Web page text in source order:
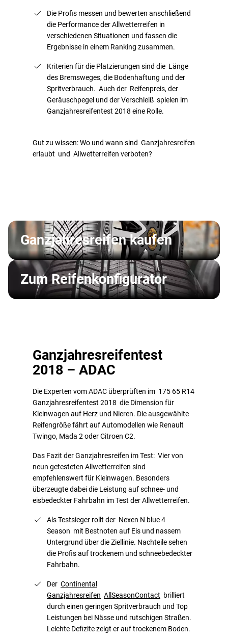
Die Profis messen und bewerten anschließend
die Performance der Allwetterreifen in
verschiedenen Situationen und fassen die
Ergebnisse in einem Ranking zusammen.
Kriterien für die Platzierungen sind die Länge
des Bremsweges, die Bodenhaftung und der
Spritverbrauch. Auch der Reifenpreis, der
Geräuschpegel und der Verschleiß spielen im
Ganzjahresreifentest 2018 eine Rolle.
Gut zu wissen: Wo und wann sind Ganzjahresreifen
erlaubt und Allwetterreifen verboten?
Ganzjahresreifen kaufen
Zum Reifenkonfigurator
Ganzjahresreifentest
2018 – ADAC
Die Experten vom ADAC überprüften im 175 65 R14
Ganzjahresreifentest 2018 die Dimension für
Kleinwagen auf Herz und Nieren. Die ausgewählte
Reifengröße fährt auf Automodellen wie Renault
Twingo, Mada 2 oder Citroen C2.
Das Fazit der Ganzjahresreifen im Test: Vier von
neun getesteten Allwetterreifen sind
empfehlenswert für Kleinwagen. Besonders
überzeugte dabei die Leistung auf schnee- und
eisbedeckter Fahrbahn im Test der Allwetterreifen.
Als Testsieger rollt der Nexen N blue 4
Season mit Bestnoten auf Eis und nassem
Untergrund über die Ziellinie. Nachteile sehen
die Profis auf trockenem und schneebedeckter
Fahrbahn.
Der Continental
Ganzjahresreifen AllSeasonContact brilliert
durch einen geringen Spritverbrauch und Top
Leistungen bei Nässe und rutschigen Straßen.
Leichte Defizite zeigt er auf trockenem Boden.